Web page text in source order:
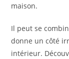
maison.
Il peut se
donne un côté
intérieur.